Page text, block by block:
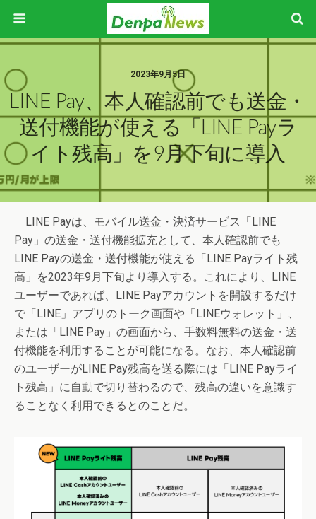
2023年9月5日
LINE Pay、本人確認前でも送金・
送付機能が使える「LINE Payラ
イト残高」を9月下旬に導入
LINE Payは、モバイル送金・決済サービス「LINE
Pay」の送金・送付機能拡充として、本人確認前でも
LINE Payの送金・送付機能が使える「LINE Payライト残
高」を2023年9月下旬より導入する。これにより、LINE
ユーザーであれば、LINE Payアカウントを開設するだけ
で「LINE」アプリのトーク画面や「LINEウォレット」、
または「LINE Pay」の画面から、手数料無料の送金・送
付機能を利用することが可能になる。なお、本人確認前
のユーザーがLINE Pay残高を送る際には「LINE Payライ
ト残高」に自動で切り替わるので、残高の違いを意識す
ることなく利用できるとのことだ。